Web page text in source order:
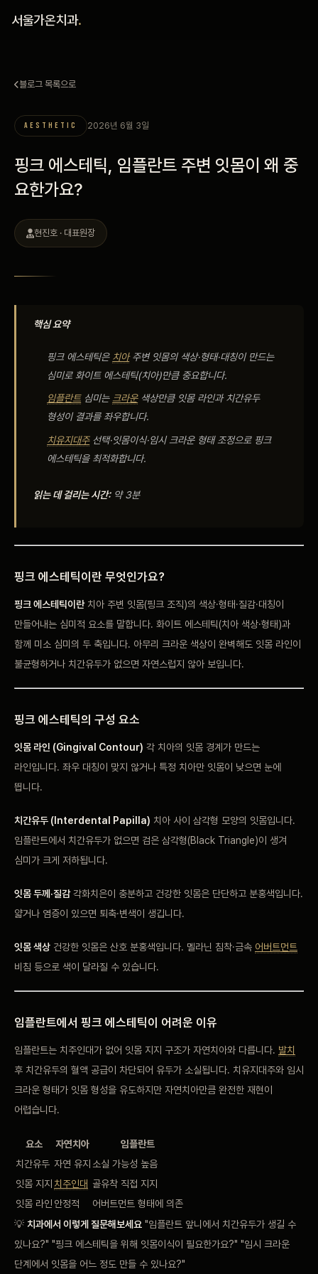
서울가온치과.
커뮤니티
의료진
안내
공지사항
치과 백과사전
자주 묻는 질문
회원가입 / 로그인
블로그 목록으로
AESTHETIC 2026년 6월 3일
핑크 에스테틱, 임플란트 주변 잇몸이 왜 중
요한가요?
현진호 · 대표원장
핵심 요약
핑크 에스테틱은 치아주변 잇몸의 색상·형태·대칭이 만드는
심미로 화이트 에스테틱(치아)만큼 중요합니다.
임플란트심미는 크라운색상만큼 잇몸 라인과 치간유두
형성이 결과를 좌우합니다.
치유지대주선택·잇몸이식·임시크라운 형태 조정으로 핑크
에스테틱을 최적화합니다.
읽는 데 걸리는 시간:약 3분
핑크 에스테틱이란 무엇인가요?
핑크 에스테틱이란치아 주변 잇몸(핑크 조직)의 색상·형태·질감·대칭이
만들어내는 심미적 요소를 말합니다. 화이트 에스테틱(치아 색상·형태)과
함께 미소 심미의 두 축입니다. 아무리 크라운 색상이 완벽해도 잇몸 라인이
불균형하거나 치간유두가 없으면 자연스럽지 않아 보입니다.
핑크 에스테틱의 구성 요소
잇몸 라인 (Gingival Contour) 각 치아의 잇몸 경계가 만드는
라인입니다. 좌우 대칭이 맞지 않거나 특정 치아만 잇몸이 낮으면 눈에
띕니다.
치간유두 (Interdental Papilla) 치아 사이 삼각형 모양의 잇몸입니다.
임플란트에서 치간유두가 없으면 검은 삼각형(Black Triangle)이 생겨
심미가 크게 저하됩니다.
잇몸 두께·질감각화치은이 충분하고 건강한 잇몸은 단단하고 분홍색입니다.
얇거나 염증이 있으면 퇴축·변색이 생깁니다.
잇몸 색상 건강한 잇몸은 산호 분홍색입니다. 멜라닌 침착·금속 어버트먼트
비침 등으로 색이 달라질 수 있습니다.
임플란트에서 핑크 에스테틱이 어려운 이유
임플란트는 치주인대가 없어 잇몸 지지 구조가 자연치아와 다릅니다. 발치
후 치간유두의 혈액 공급이 차단되어 유두가 소실됩니다. 치유지대주와 임시
크라운 형태가 잇몸 형성을 유도하지만 자연치아만큼 완전한 재현이
어렵습니다.
요소 자연치아
임플란트
치간유두 자연 유지 소실 가능성 높음
잇몸 지지 치주인대 골유착 직접 지지
잇몸 라인 안정적 어버트먼트 형태에 의존
💡 치과에서 이렇게 질문해보세요 "임플란트 앞니에서 치간유두가 생길 수
있나요?" "핑크 에스테틱을 위해 잇몸이식이 필요한가요?" "임시 크라운
단계에서 잇몸을 어느 정도 만들 수 있나요?"